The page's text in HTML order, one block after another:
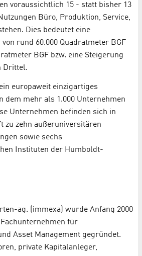
voraussichtlich 15 - statt bisher 13
Büro, Produktion, Service,
Dies bedeutet eine
rund 60.000 Quadratmeter BGF
BGF bzw. eine Steigerung
Drittel.
europaweit einzigartiges
dem mehr als 1.000 Unternehmen
Unternehmen befinden sich in
zu zehn außeruniversitären
sowie sechs
Instituten der Humboldt-
ag. (immexa) wurde Anfang 2000
für
Asset Management gegründet.
private Kapitalanleger,